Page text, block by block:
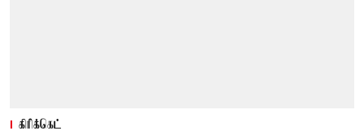
கிரிக்கெட்